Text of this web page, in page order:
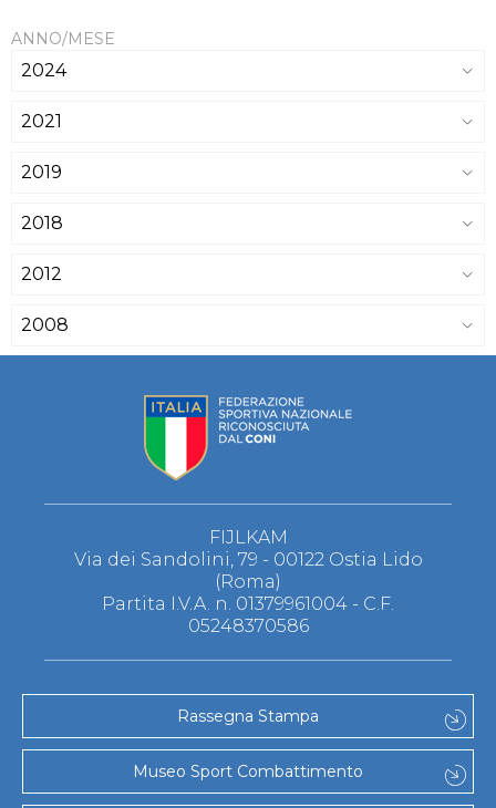
ANNO/MESE
2024
2021
2019
2018
2012
2008
FIJLKAM
Via dei Sandolini, 79 - 00122 Ostia Lido
(Roma)
Partita I.V.A. n. 01379961004 - C.F.
05248370586
Rassegna Stampa
Museo Sport Combattimento